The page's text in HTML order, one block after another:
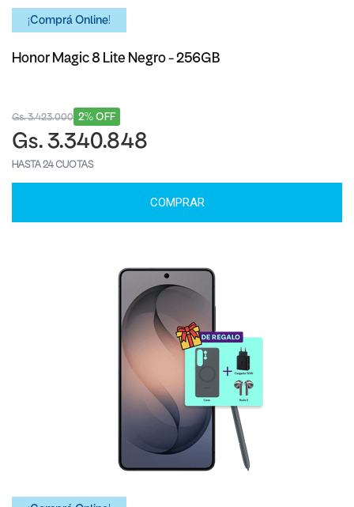
¡Comprá Online!
Honor Magic 8 Lite Negro - 256GB
2% OFF
Gs. 3.423.000
Gs. 3.340.848
HASTA 24 CUOTAS
COMPRAR